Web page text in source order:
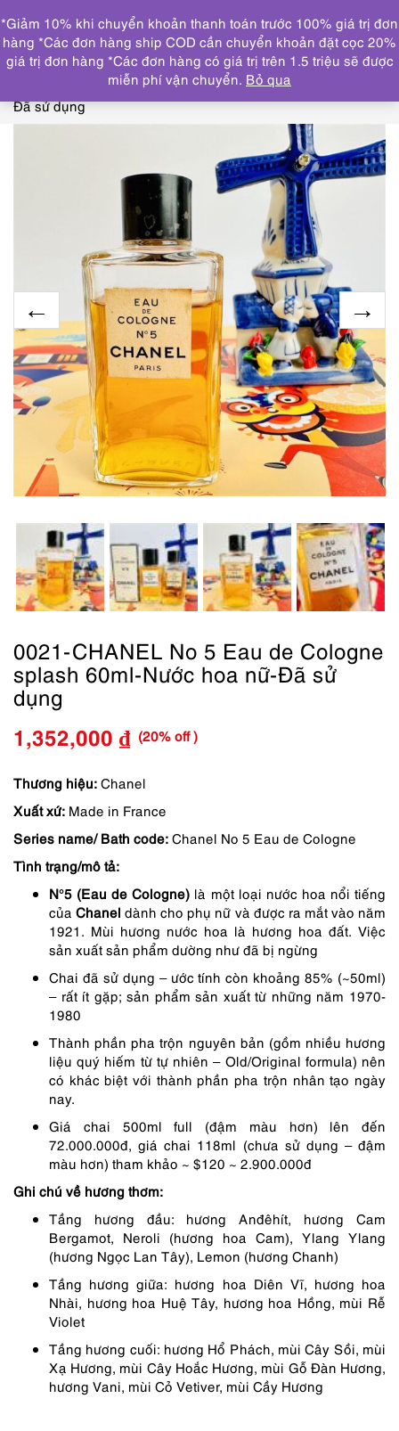
DANH MỤC
Trang chủ THƯƠNG HIỆU NỔI BẬT CHANEL
0021-
CHANEL No 5 Eau de Cologne splash 60ml-Nước hoa nữ-
Đã sử dụng
0021-CHANEL No 5 Eau de Cologne
splash 60ml-Nước hoa nữ-Đã sử
dụng
Giá
gốc
là:
1,690,000 ₫.
1,352,000 ₫
Giá
hiện
tại
là:
(20% off )
Thương hiệu: Chanel
Xuất xứ: Made in France
Series name/ Bath code: Chanel No 5 Eau de Cologne
Tình trạng/mô tả:
N°5 (Eau de Cologne) là một loại nước hoa nổi tiếng
củaChanel dành cho phụ nữ và được ra mắt vào năm
1921. Mùi hương nước hoa là hương hoa đất. Việc
sản xuất sản phẩm dường như đã bị ngừng
Chai đã sử dụng – ước tính còn khoảng 85% (~50ml)
– rất ít gặp; sản phẩm sản xuất từ những năm 1970-
1980
Thành phần pha trộn nguyên bản (gồm nhiều hương
liệu quý hiếm từ tự nhiên – Old/Original formula) nên
có khác biệt với thành phần pha trộn nhân tạo ngày
nay.
Giá chai 500ml full (đậm màu hơn) lên đến
72.000.000đ, giá chai 118ml (chưa sử dụng – đậm
màu hơn) tham khảo ~ $120 ~ 2.900.000đ
Ghi chú về hương thơm:
Tầng hương đầu: hương Anđêhít, hương Cam
Bergamot, Neroli (hương hoa Cam), Ylang Ylang
(hương Ngọc Lan Tây), Lemon (hương Chanh)
Tầng hương giữa: hương hoa Diên Vĩ, hương hoa
Nhài, hương hoa Huệ Tây, hương hoa Hồng, mùi Rễ
Violet
Tầng hương cuối: hương Hổ Phách, mùi Cây Sồi, mùi
Xạ Hương, mùi Cây Hoắc Hương, mùi Gỗ Đàn Hương,
hương Vani, mùi Cỏ Vetiver, mùi Cầy Hương
*Giảm 10% khi chuyển khoản thanh toán trước 100% giá trị đơn
hàng *Các đơn hàng ship COD cần chuyển khoản đặt cọc 20%
giá trị đơn hàng *Các đơn hàng có giá trị trên 1.5 triệu sẽ được
miễn phí vận chuyển. Bỏ qua